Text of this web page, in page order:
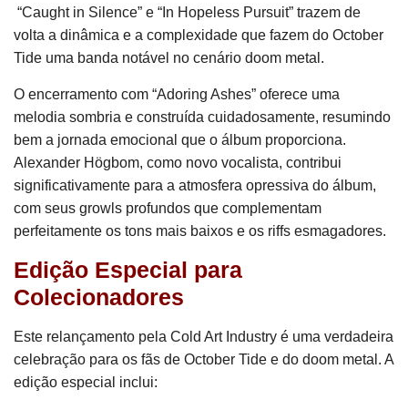
“Caught in Silence” e “In Hopeless Pursuit” trazem de
volta a dinâmica e a complexidade que fazem do October
Tide uma banda notável no cenário doom metal.
O encerramento com “Adoring Ashes” oferece uma
melodia sombria e construída cuidadosamente, resumindo
bem a jornada emocional que o álbum proporciona.
Alexander Högbom, como novo vocalista, contribui
significativamente para a atmosfera opressiva do álbum,
com seus growls profundos que complementam
perfeitamente os tons mais baixos e os riffs esmagadores.
Edição Especial para
Colecionadores
Este relançamento pela Cold Art Industry é uma verdadeira
celebração para os fãs de October Tide e do doom metal. A
edição especial inclui: